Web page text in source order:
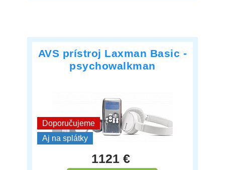
AVS prístroj Laxman Basic -
psychowalkman
Doporučujeme
Aj na splátky
***
1121 €